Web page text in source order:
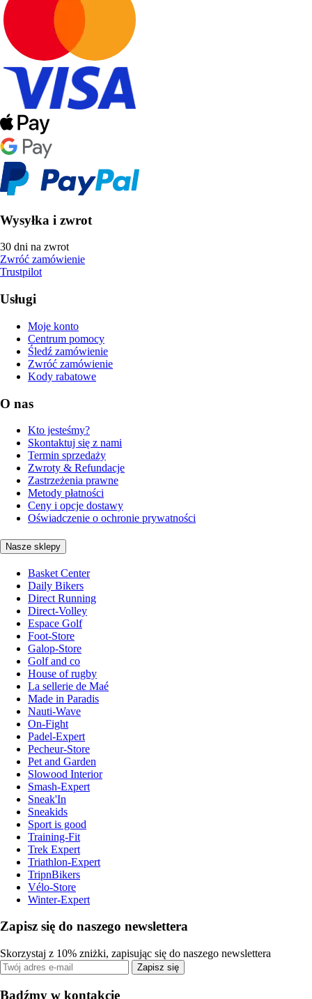
Wysyłka i zwrot
30 dni na zwrot
Zwróć zamówienie
Trustpilot
Usługi
Moje konto
Centrum pomocy
Śledź zamówienie
Zwróć zamówienie
Kody rabatowe
O nas
Kto jesteśmy?
Skontaktuj się z nami
Termin sprzedaży
Zwroty & Refundacje
Zastrzeżenia prawne
Metody płatności
Ceny i opcje dostawy
Oświadczenie o ochronie prywatności
Nasze sklepy
Basket Center
Daily Bikers
Direct Running
Direct-Volley
Espace Golf
Foot-Store
Galop-Store
Golf and co
House of rugby
La sellerie de Maé
Made in Paradis
Nauti-Wave
On-Fight
Padel-Expert
Pecheur-Store
Pet and Garden
Slowood Interior
Smash-Expert
Sneak'In
Sneakids
Sport is good
Training-Fit
Trek Expert
Triathlon-Expert
TripnBikers
Vélo-Store
Winter-Expert
Zapisz się do naszego newslettera
Skorzystaj z 10% zniżki, zapisując się do naszego newslettera
Zapisz się
Bądźmy w kontakcie